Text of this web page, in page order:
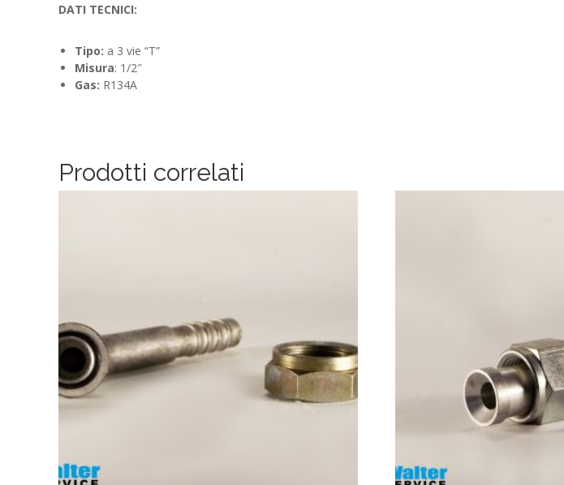
DATI TECNICI:
Tipo: a 3 vie “T”
Misura: 1/2″
Gas: R134A
Prodotti correlati